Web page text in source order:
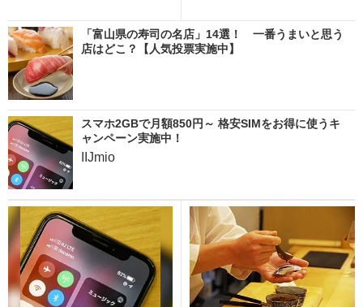
「富山県の寿司の名店」14選！ 一番うまいと思う
店はどこ？【人気投票実施中】
スマホ2GBで月額850円～ 格安SIMをお得に使うキ
ャンペーン実施中！
IIJmio